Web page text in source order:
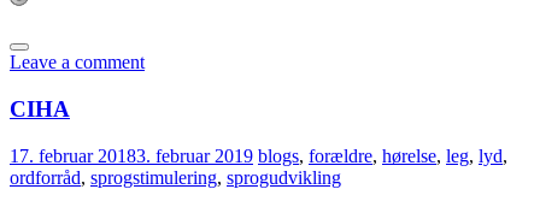
Leave a comment
CIHA
17. februar 20183. februar 2019 blogs, forældre, hørelse, leg, lyd,
ordforråd, sprogstimulering, sprogudvikling